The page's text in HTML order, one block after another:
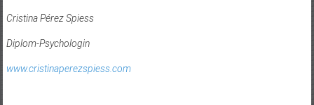
Cristina Pérez Spiess
Diplom-Psychologin
www.cristinaperezspiess.com